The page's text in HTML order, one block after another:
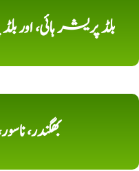
بلڈ پریشر ہائی، اور
بھگندر،